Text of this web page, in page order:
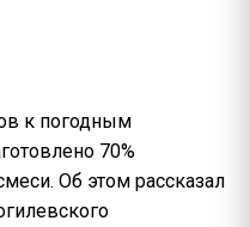
к погодным
70%
Об этом рассказал